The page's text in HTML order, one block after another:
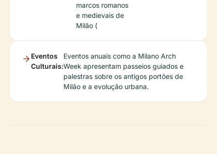
marcos romanos
e medievais de
Milão (
Eventos
Culturais:
Eventos anuais como a Milano Arch
Week apresentam passeios guiados e
palestras sobre os antigos portões de
Milão e a evolução urbana.